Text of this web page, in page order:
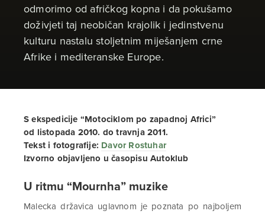
odmorimo od afričkog kopna i da pokušamo
doživjeti taj neobičan krajolik i jedinstvenu
kulturu nastalu stoljetnim miješanjem crne
Afrike i mediteranske Europe.
S ekspedicije “Motociklom po zapadnoj Africi”
od listopada 2010. do travnja 2011.
Tekst i fotografije: Davor Rostuhar
Izvorno objavljeno u časopisu Autoklub
U ritmu “Mournha” muzike
Malecka državica uglavnom je poznata po najboljem